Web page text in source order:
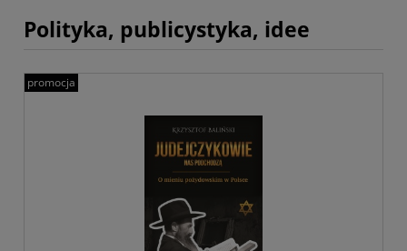
Polityka, publicystyka, idee
promocja